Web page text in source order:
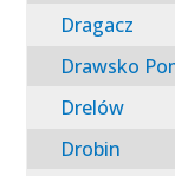
Dragacz
Drawsko
Drelów
Drobin